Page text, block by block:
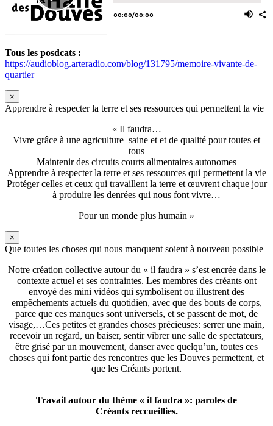
Tous les posdcats :
https://audioblog.arteradio.com/blog/131795/memoire-vivante-de-
quartier
×
Apprendre à respecter la terre et ses ressources qui permettent la vie
« Il faudra…
Vivre grâce à une agriculture saine et et de qualité pour toutes et
tous
Maintenir des circuits courts alimentaires autonomes
Apprendre à respecter la terre et ses ressources qui permettent la vie
Protéger celles et ceux qui travaillent la terre et œuvrent chaque jour
à produire les denrées qui nous font vivre…
Pour un monde plus humain »
×
Que toutes les choses qui nous manquent soient à nouveau possible
Notre création collective autour du « il faudra » s’est encrée dans le
contexte actuel et ses contraintes. Les membres des créants ont
envoyé des mini vidéos qui symbolisent ou illustrent des
empêchements actuels du quotidien, avec que des bouts de corps,
parce que ces manques sont universels, et se passent de mot, de
visage,…Ces petites et grandes choses précieuses: serrer une main,
recevoir un regard, un baiser, sentir vibrer une salle de spectateurs,
être grisé par un mouvement, danser avec quelqu’un, toutes ces
choses qui font partie des rencontres que les Douves permettent, et
que les Créants portent.
Travail autour du thème « il faudra »: paroles de
Créants reccueillies.